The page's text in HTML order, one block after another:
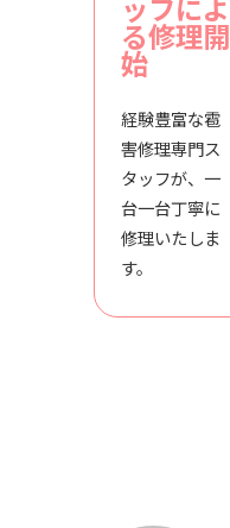
ッフによ
る修理開
始
経験豊富な雹
害修理専門ス
タッフが、一
台一台丁寧に
修理いたしま
す。